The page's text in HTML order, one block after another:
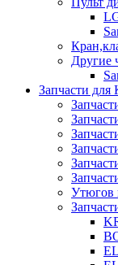
Другие
Запчасти
Утюгов